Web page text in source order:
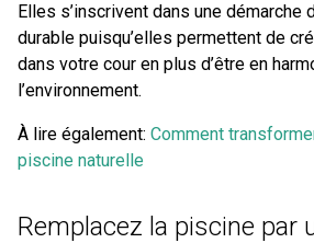
Elles s’inscrivent dans une démarche
durable puisqu’elles permettent de
dans votre cour en plus d’être en
l’environnement.
À lire également: Comment
piscine naturelle
Remplacez la piscine par